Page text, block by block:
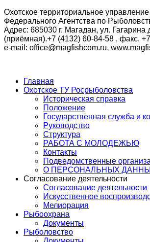
Охотское территориальное
Федерального Агентства по
Адрес: 685030 г. Магадан, ул. Гагарина
(приёмная).+7 (4132) 60-84-58 , факс.
e-mail: office@magfishcom.ru,
Главная
Охотское ТУ Росрыболовства
Историческая справка
Положение
Государственная служба и
Руководство
Структура
РАБОТА С МОЛОДЕЖЬЮ
Контакты
Подведомственные
О ПЕРСОНАЛЬНЫХ
Согласование деятельности
Согласование деятельности
Искусственное
Мелиорация
Рыбоохрана
Документы
Рыболовство